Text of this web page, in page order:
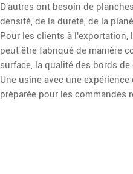
D'autres ont besoin de
densité, de la dureté, de la
Pour les clients à l'exportation,
peut être fabriqué de manière
surface, la qualité des bords
Une usine avec une
préparée pour les commandes